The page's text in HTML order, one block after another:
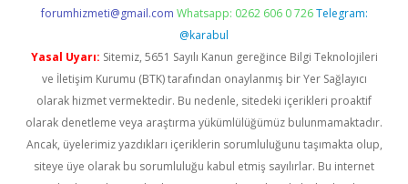
forumhizmeti@gmail.com Whatsapp: 0262 606 0 726 Telegram:
@karabul
Yasal Uyarı: Sitemiz, 5651 Sayılı Kanun gereğince Bilgi Teknolojileri
ve İletişim Kurumu (BTK) tarafından onaylanmış bir Yer Sağlayıcı
olarak hizmet vermektedir. Bu nedenle, sitedeki içerikleri proaktif
olarak denetleme veya araştırma yükümlülüğümüz bulunmamaktadır.
Ancak, üyelerimiz yazdıkları içeriklerin sorumluluğunu taşımakta olup,
siteye üye olarak bu sorumluluğu kabul etmiş sayılırlar. Bu internet